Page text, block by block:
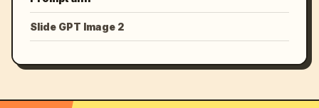
Slide GPT Image 2